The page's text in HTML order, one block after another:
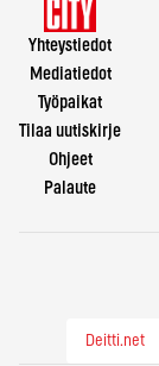
Yhteystiedot
Mediatiedot
Työpaikat
Tilaa uutiskirje
Ohjeet
Palaute
Deitti.net